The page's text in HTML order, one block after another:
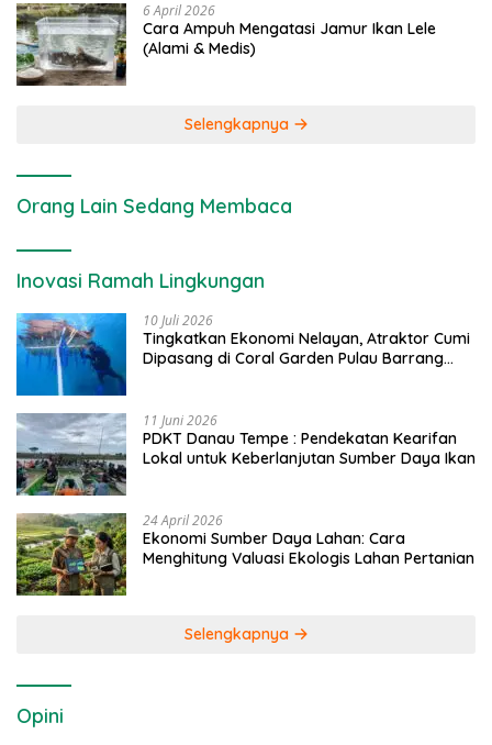
6 April 2026
Cara Ampuh Mengatasi Jamur Ikan Lele
(Alami & Medis)
Selengkapnya
Orang Lain Sedang Membaca
Inovasi Ramah Lingkungan
10 Juli 2026
Tingkatkan Ekonomi Nelayan, Atraktor Cumi
Dipasang di Coral Garden Pulau Barrang
11 Juni 2026
PDKT Danau Tempe : Pendekatan Kearifan
Lokal untuk Keberlanjutan Sumber Daya Ikan
24 April 2026
Ekonomi Sumber Daya Lahan: Cara
Menghitung Valuasi Ekologis Lahan Pertanian
Selengkapnya
Opini